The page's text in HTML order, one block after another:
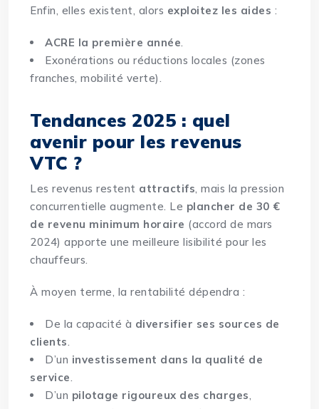
Enfin, elles existent, alors exploitez les aides :
ACRE la première année.
Exonérations ou réductions locales (zones
franches, mobilité verte).
Tendances 2025 : quel
avenir pour les revenus
VTC ?
Les revenus restent attractifs, mais la pression
concurrentielle augmente. Le plancher de 30 €
de revenu minimum horaire (accord de mars
2024) apporte une meilleure lisibilité pour les
chauffeurs.
À moyen terme, la rentabilité dépendra :
De la capacité à diversifier ses sources de
clients.
D’un investissement dans la qualité de
service.
D’un pilotage rigoureux des charges,